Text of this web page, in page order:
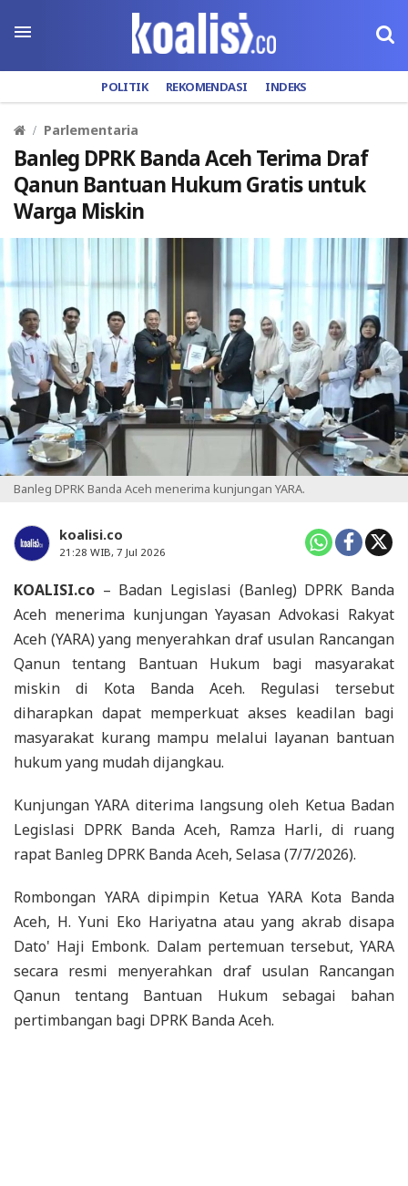
POLITIK REKOMENDASI INDEKS
Parlementaria
Banleg DPRK Banda Aceh Terima Draf
Qanun Bantuan Hukum Gratis untuk
Warga Miskin
Banleg DPRK Banda Aceh menerima kunjungan YARA.
koalisi.co
21:28 WIB, 7 Jul 2026
KOALISI.co – Badan Legislasi (Banleg) DPRK Banda
Aceh menerima kunjungan Yayasan Advokasi Rakyat
Aceh (YARA) yang menyerahkan draf usulan Rancangan
Qanun tentang Bantuan Hukum bagi masyarakat
miskin di Kota Banda Aceh. Regulasi tersebut
diharapkan dapat memperkuat akses keadilan bagi
masyarakat kurang mampu melalui layanan bantuan
hukum yang mudah dijangkau.
Kunjungan YARA diterima langsung oleh Ketua Badan
Legislasi DPRK Banda Aceh, Ramza Harli, di ruang
rapat Banleg DPRK Banda Aceh, Selasa (7/7/2026).
Rombongan YARA dipimpin Ketua YARA Kota Banda
Aceh, H. Yuni Eko Hariyatna atau yang akrab disapa
Dato' Haji Embonk. Dalam pertemuan tersebut, YARA
secara resmi menyerahkan draf usulan Rancangan
Qanun tentang Bantuan Hukum sebagai bahan
pertimbangan bagi DPRK Banda Aceh.